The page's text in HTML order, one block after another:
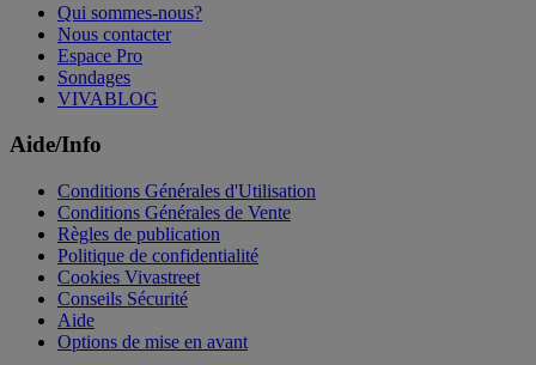
Qui sommes-nous?
Nous contacter
Espace Pro
Sondages
VIVABLOG
Aide/Info
Conditions Générales d'Utilisation
Conditions Générales de Vente
Règles de publication
Politique de confidentialité
Cookies Vivastreet
Conseils Sécurité
Aide
Options de mise en avant